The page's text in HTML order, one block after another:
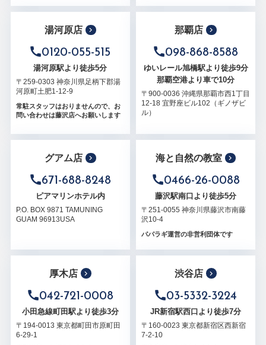
湯河原店
0120-055-515
湯河原駅より徒歩5分
〒259-0303 神奈川県足柄下郡湯
河原町土肥1-12-9
常駐スタッフはおりませんので、お
問い合わせは藤沢店へお願いします
那覇店
098-868-8588
ゆいレール旭橋駅より徒歩9分
那覇空港より車で10分
〒900-0036 沖縄県那覇市西1丁目
12-18 宜野座ビル102（ギノザビ
ル）
グアム店
671-688-8248
ピアマリンホテル内
P.O. BOX 9871 TAMUNING
GUAM 96913USA
海と自然の教室
0466-26-0088
藤沢駅南口より徒歩5分
〒251-0055 神奈川県藤沢市南藤
沢10-4
パパラギ運営の非営利団体です
厚木店
042-721-0008
小田急線町田駅より徒歩3分
〒194-0013 東京都町田市原町田
6-29-1
渋谷店
03-5332-3224
JR新宿駅西口より徒歩7分
〒160-0023 東京都新宿区西新宿
7-2-10